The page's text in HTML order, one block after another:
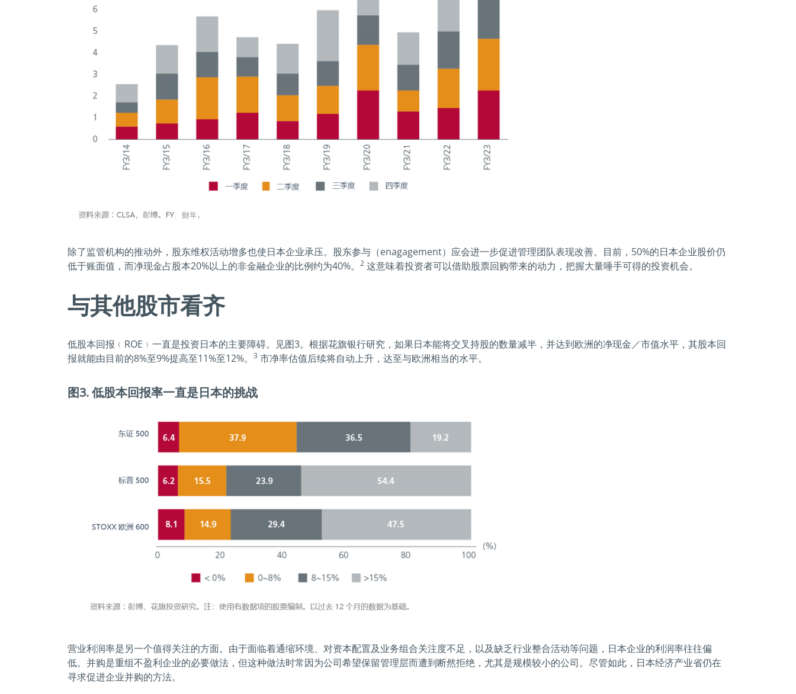
除了监管机构的推动外，股东维权活动增多也使日本企业承压。股东参与（enagagement）应会进一步促进管理团队表现改善。目前，50%的日本企业股价仍
低于账面值，而净现金占股本20%以上的非金融企业的比例约为40%。
2 这意味着投资者可以借助股票回购带来的动力，把握大量唾手可得的投资机会。
与其他股市看齐
低股本回报﹙ROE﹚一直是投资日本的主要障碍。见图3。根据花旗银行研究，如果日本能将交叉持股的数量减半，并达到欧洲的净现金／市值水平，其股本回
报就能由目前的8%至9%提高至11%至12%。
3 市净率估值后续将自动上升，达至与欧洲相当的水平。
图3. 低股本回报率一直是日本的挑战
营业利润率是另一个值得关注的方面。由于面临着通缩环境、对资本配置及业务组合关注度不足，以及缺乏行业整合活动等问题，日本企业的利润率往往偏
低。并购是重组不盈利企业的必要做法，但这种做法时常因为公司希望保留管理层而遭到断然拒绝，尤其是规模较小的公司。尽管如此，日本经济产业省仍在
寻求促进企业并购的方法。